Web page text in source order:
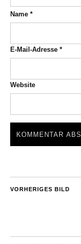
Name *
E-Mail-Adresse *
Website
VORHERIGES BILD